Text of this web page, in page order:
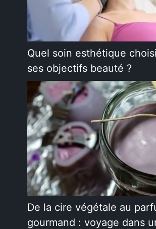
Quel soin esthétique
ses objectifs beauté ?
De la cire végétale au
gourmand : voyage dans